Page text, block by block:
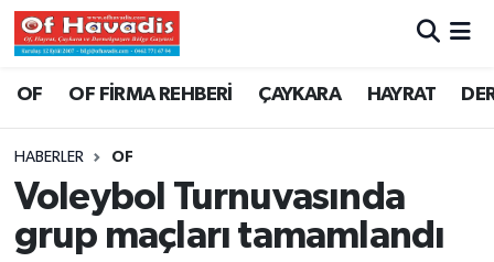
OF OF FİRMA REHBERİ ÇAYKARA HAYRAT
HABERLER OF
Voleybol Turnuvasında
grup maçları tamamlandı
Trabzon Nöbetçi Eczaneler
Trabzon Namaz Vakitleri
Trabzon Trafik Yoğunluk Haritası